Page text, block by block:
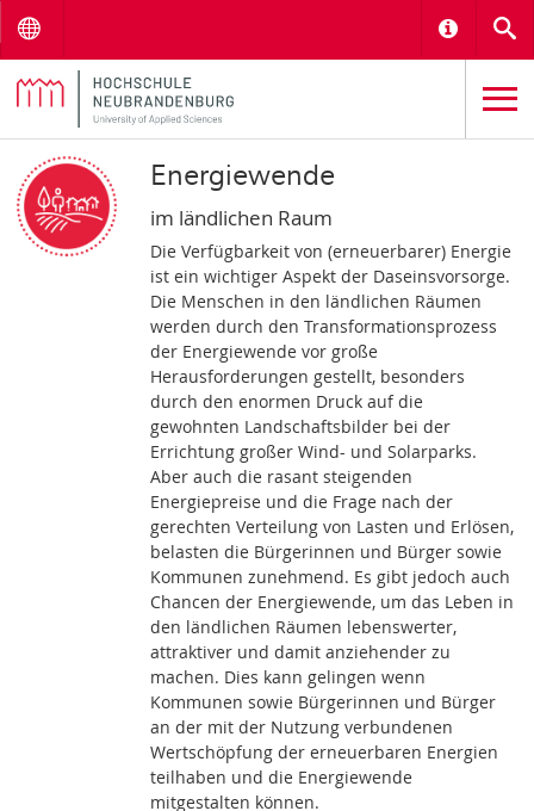
Energiewende
im ländlichen Raum
Die Verfügbarkeit von (erneuerbarer) Energie
ist ein wichtiger Aspekt der Daseinsvorsorge.
Die Menschen in den ländlichen Räumen
werden durch den Transformationsprozess
der Energiewende vor große
Herausforderungen gestellt, besonders
durch den enormen Druck auf die
gewohnten Landschaftsbilder bei der
Errichtung großer Wind- und Solarparks.
Aber auch die rasant steigenden
Energiepreise und die Frage nach der
gerechten Verteilung von Lasten und Erlösen,
belasten die Bürgerinnen und Bürger sowie
Kommunen zunehmend. Es gibt jedoch auch
Chancen der Energiewende, um das Leben in
den ländlichen Räumen lebenswerter,
attraktiver und damit anziehender zu
machen. Dies kann gelingen wenn
Kommunen sowie Bürgerinnen und Bürger
an der mit der Nutzung verbundenen
Wertschöpfung der erneuerbaren Energien
teilhaben und die Energiewende
mitgestalten können.